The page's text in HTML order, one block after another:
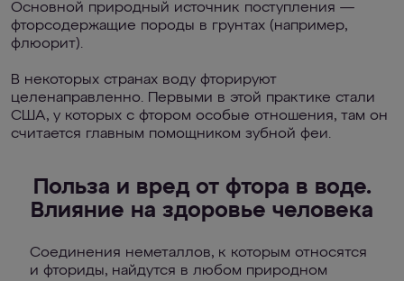
Основной природный источник поступления —
фторсодержащие породы в грунтах (например,
флюорит).
В некоторых странах воду фторируют
целенаправленно. Первыми в этой практике стали
США, у которых с фтором особые отношения, там он
считается главным помощником зубной феи.
Польза и вред от фтора в воде.
Влияние на здоровье человека
Соединения неметаллов, к которым относятся
и фториды, найдутся в любом природном